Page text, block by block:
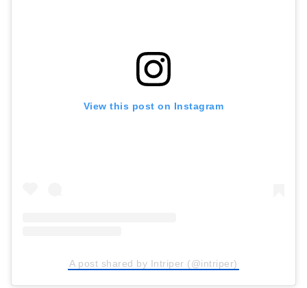
View this post on Instagram
A post shared by Intriper (@intriper)